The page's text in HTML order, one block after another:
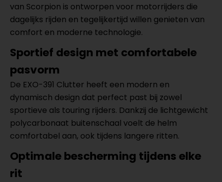
van Scorpion is ontworpen voor motorrijders die
dagelijks rijden en tegelijkertijd willen genieten van
comfort en moderne technologie.
Sportief design met comfortabele
pasvorm
De EXO-391 Clutter heeft een modern en
dynamisch design dat perfect past bij zowel
sportieve als touring rijders. Dankzij de lichtgewicht
polycarbonaat buitenschaal voelt de helm
comfortabel aan, ook tijdens langere ritten.
Optimale bescherming tijdens elke
rit